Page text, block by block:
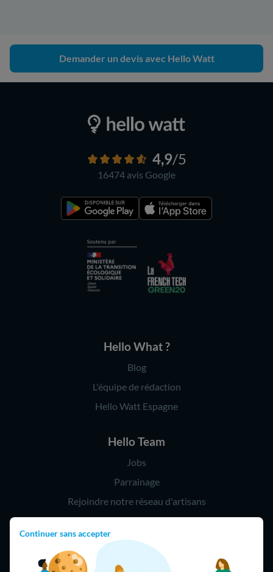
Continuer sans accepter
Demander un devis avec Hello Watt
4,9/5
16474 avis Google
Hello What ?
Blog
L'équipe de rédaction
Hello Watt Espagne
Hello Team
Jobs
Parrainage
Rejoindre notre réseau d'artisans
Hello !
09 75 18 60 60
(8h-21h)